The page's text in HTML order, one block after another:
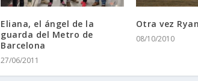
Eliana, el ángel de la
guarda del Metro de
Barcelona
27/06/2011
Otra vez
08/10/2010